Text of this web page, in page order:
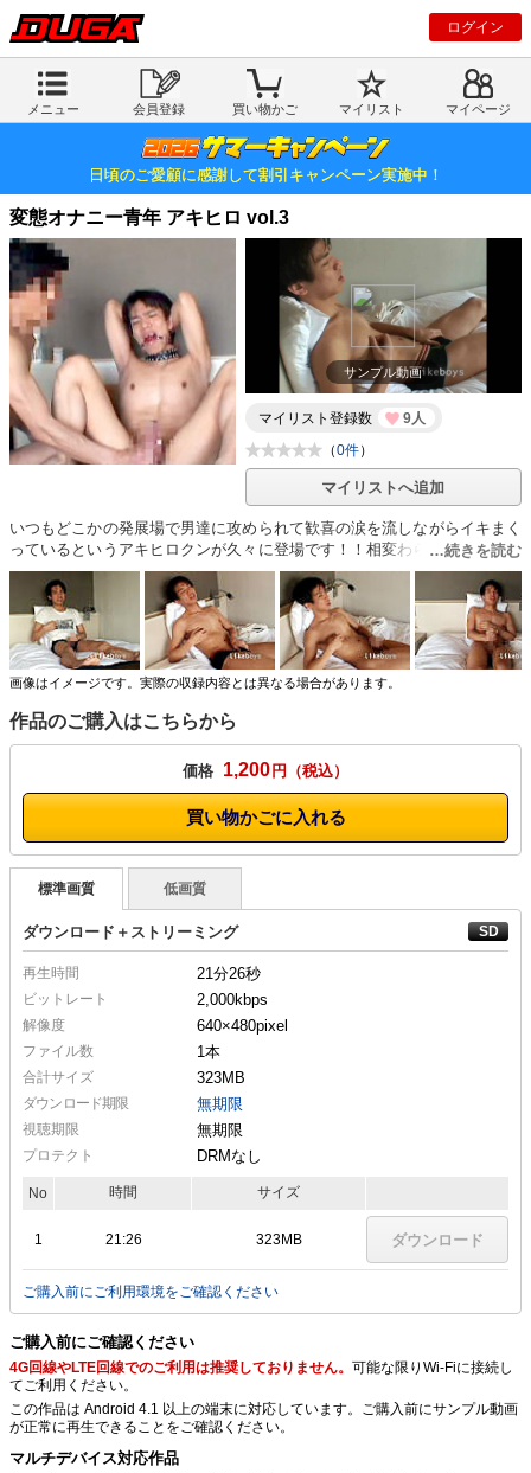
ログイン
メニュー 会員登録 買い物かご マイリスト マイページ
日頃のご愛顧に感謝して割引キャンペーン実施中！
変態オナニー青年 アキヒロ vol.3
サンプル動画
マイリスト登録数
9人
（0件）
マイリストへ追加
いつもどこかの発展場で男達に攻められて歓喜の涙を流しながらイキまく
っているというアキヒロクンが久々に登場です！！相変わらず誰かに剃ら
れたらしく股間はつるっつる！！自分で用意してきた猿轡を装着したら、
青年の乳首攻めに激ヨガリ！その後も乳首、チンポと攻められ続け、目隠
しで手を縛られ自由を奪われるほどに興奮しまくるアキヒロクン！！最後
は男にオナホで容赦なくチンポを攻められドクドクと○制射精！！充実し
た表情のアキヒロクンでした！！
画像はイメージです。実際の収録内容とは異なる場合があります。
作品のご購入はこちらから
価格 1,200円
買い物かごに入れる
標準画質 低画質
ダウンロード＋ストリーミング
再生時間 21分26秒
ビットレート 2,000kbps
解像度 640×480pixel
ファイル数 1本
合計サイズ 323MB
ダウンロード期限 無期限
視聴期限 無期限
プロテクト DRMなし
No 時間 サイズ
1 21:26 323MB ダウンロード
ご購入前にご利用環境をご確認ください
ご購入前にご確認ください
4G回線やLTE回線でのご利用は推奨しておりません。 可能な限りWi-Fiに接続し
てご利用ください。
この作品は Android 4.1 以上の端末に対応しています。ご購入前にサンプル動画
が正常に再生できることをご確認ください。
マルチデバイス対応作品